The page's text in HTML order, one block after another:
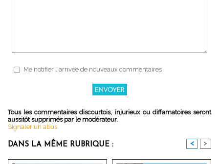
Me notifier l'arrivée de nouveaux commentaires
Tous les commentaires discourtois, injurieux ou diffamatoires seront
aussitôt supprimés par le modérateur.
Signaler un abus
DANS LA MÊME RUBRIQUE : < >